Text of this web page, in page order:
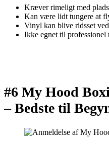
Kræver rimeligt med plads
Kan være lidt tungere at
Vinyl kan blive ridsset
Ikke egnet til
#6 My Hood
–Bedste til